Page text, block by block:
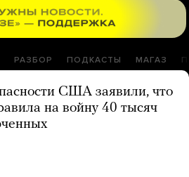
РАЗБОР ПОДКАСТЫ МАГАЗ
США заявили, что
на войну 40 тысяч